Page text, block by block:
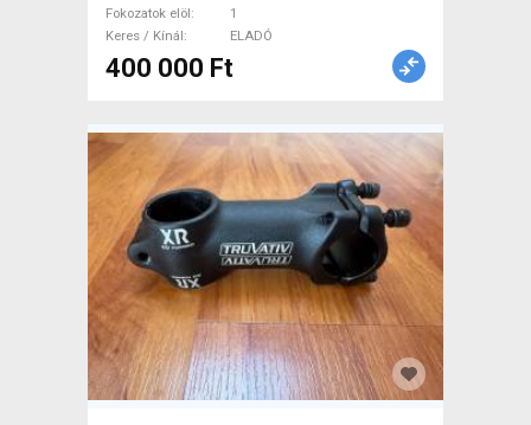
Fokozatok elöl
1
Keres / Kínál
ELADÓ
400 000 Ft